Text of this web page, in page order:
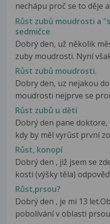
nechápu proč se to děje a
Růst zubů moudrosti a
sedmičce
Dobrý den, už několik
zuby moudrosti. Nyní
Růst zubů moudrosti.
Dobry den, uz nejakou
moudrosti nejprve se
Růst zubů u dětí
Dobrý den pane
kdy by měl vyrůst první
Růst, konopí
Dobrý den , již jsem se
kosti (výšky těla)
Růst,prsou?
Dobrý den , je mi 13
pobolívání v oblasti prsou